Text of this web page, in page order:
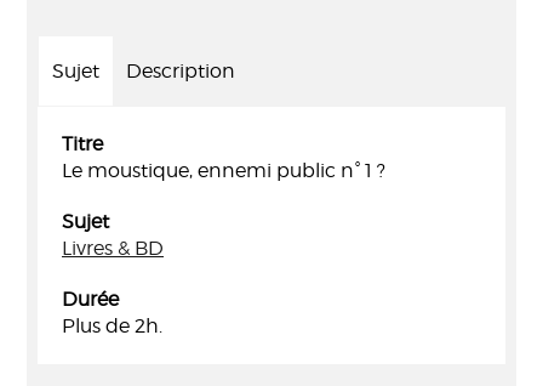
Sujet Description
Titre
Le moustique, ennemi public n° 1 ?
Sujet
Livres & BD
Durée
Plus de 2h.